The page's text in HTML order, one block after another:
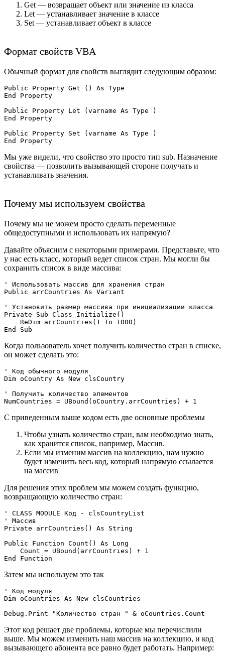
Get — возвращает объект или значение из класса
Let — устанавливает значение в классе
Set — устанавливает объект в классе
Формат свойств VBA
Обычный формат для свойств выглядит следующим образом:
Public Property Get () As Type
End Property
Public Property Let (varname As Type )
End Property
Public Property Set (varname As Type )
Мы уже видели, что свойство это просто тип sub. Назначение
свойства — позволить вызывающей стороне получать и
устанавливать значения.
Почему мы используем свойства
Почему мы не можем просто сделать переменные
общедоступными и использовать их напрямую?
Давайте объясним с некоторыми примерами. Представьте, что
у нас есть класс, который ведет список стран. Мы могли бы
сохранить список в виде массива:
' Использовать массив для хранения стран
Public arrCountries As Variant
' Установить размер массива при инициализации класса
Private Sub Class_Initialize()
    ReDim arrCountries(1 To 1000)
Когда пользователь хочет получить количество стран в списке,
он может сделать это:
' Код обычного модуля
Dim oCountry As New clsCountry
' Получить количество элементов
С приведенным выше кодом есть две основные проблемы
Чтобы узнать количество стран, вам необходимо знать,
как хранится список, например, Массив.
Если мы изменим массив на коллекцию, нам нужно
будет изменить весь код, который напрямую ссылается
на массив
Для решения этих проблем мы можем создать функцию,
возвращающую количество стран:
' CLASS MODULE Код - clsCountryList
' Массив
Private arrCountries() As String
Public Function Count() As Long
    Count = UBound(arrCountries) + 1
Затем мы используем это так
' Код модуля
Dim oCountries As New clsCountries
Этот код решает две проблемы, которые мы перечислили
выше. Мы можем изменить наш массив на коллекцию, и код
вызывающего абонента все равно будет работать. Например: